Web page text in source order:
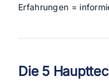
Erfahrungen =
Die 5